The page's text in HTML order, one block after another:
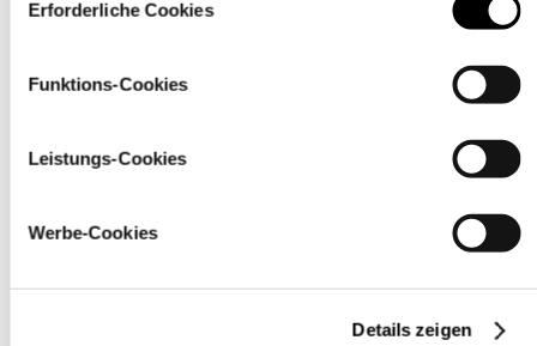
über den Link „Cookie-Einstellungen
Erforderliche Cookies
Funktions-Cookies
Leistungs-Cookies
Werbe-Cookies
Details zeigen